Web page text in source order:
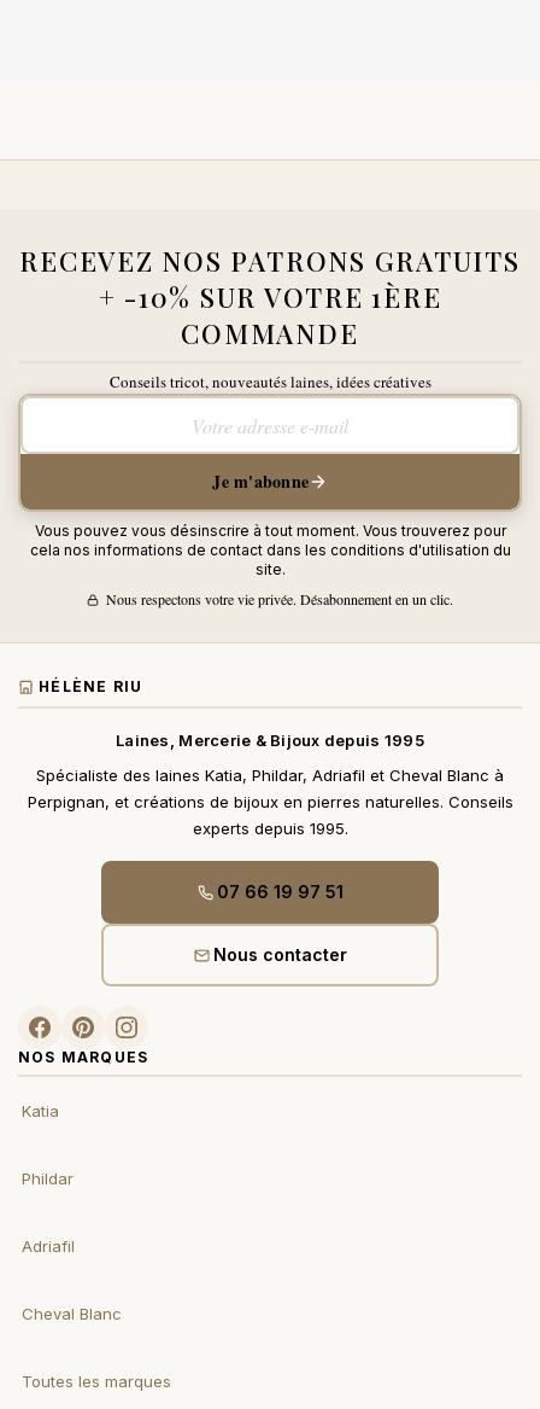
RECEVEZ NOS PATRONS GRATUITS
+ -10% SUR VOTRE 1ÈRE
COMMANDE
Conseils tricot, nouveautés laines, idées créatives
Votre adresse e-mail
Je m'abonne
Vous pouvez vous désinscrire à tout moment. Vous trouverez pour
cela nos informations de contact dans les conditions d'utilisation du
site.
Nous respectons votre vie privée. Désabonnement en un clic.
HÉLÈNE RIU
Laines, Mercerie & Bijoux depuis 1995
Spécialiste des laines Katia, Phildar, Adriafil et Cheval Blanc à
Perpignan, et créations de bijoux en pierres naturelles. Conseils
experts depuis 1995.
07 66 19 97 51
Nous contacter
NOS MARQUES
Katia
Phildar
Adriafil
Cheval Blanc
Toutes les marques